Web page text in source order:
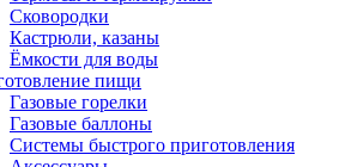
Сковородки
Кастрюли, казаны
Ёмкости для воды
пищи
Газовые горелки
Газовые баллоны
Системы быстрого приготовления